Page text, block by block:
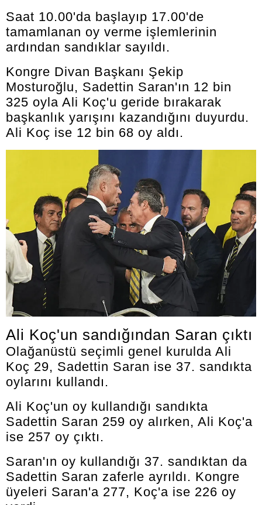
Saat 10.00'da başlayıp 17.00'de
tamamlanan oy verme işlemlerinin
ardından sandıklar sayıldı.
Kongre Divan Başkanı Şekip
Mosturoğlu, Sadettin Saran'ın 12 bin
325 oyla Ali Koç'u geride bırakarak
başkanlık yarışını kazandığını duyurdu.
Ali Koç ise 12 bin 68 oy aldı.
Ali Koç'un sandığından Saran çıktı
Olağanüstü seçimli genel kurulda Ali
Koç 29, Sadettin Saran ise 37. sandıkta
oylarını kullandı.
Ali Koç'un oy kullandığı sandıkta
Sadettin Saran 259 oy alırken, Ali Koç'a
ise 257 oy çıktı.
Saran'ın oy kullandığı 37. sandıktan da
Sadettin Saran zaferle ayrıldı. Kongre
üyeleri Saran'a 277, Koç'a ise 226 oy